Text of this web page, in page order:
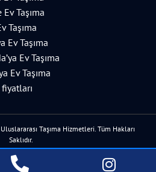
Taşıma
Taşıma
Ev Taşıma
Ev Taşıma
Ev Taşıma
fiyatları
Taşıma Hizmetleri. Tüm Hakları
Saklıdır.
Hizmeti YellowStarDesign